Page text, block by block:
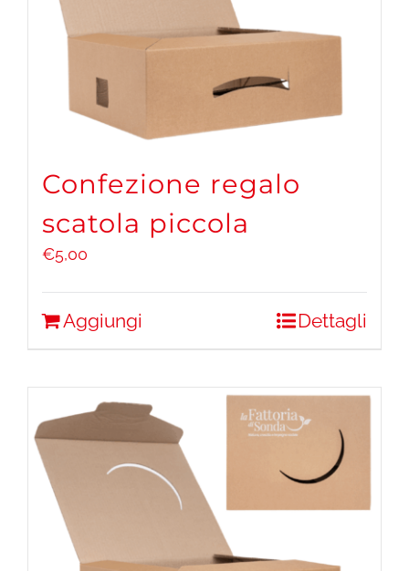
Confezione regalo
scatola piccola
€5,00
Aggiungi Dettagli